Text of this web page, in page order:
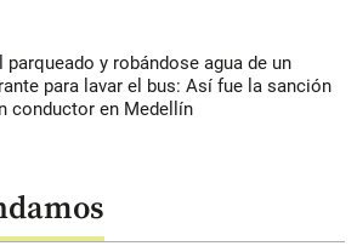
parqueado y robándose agua de un
para lavar el bus: Así fue la sanción
conductor en Medellín